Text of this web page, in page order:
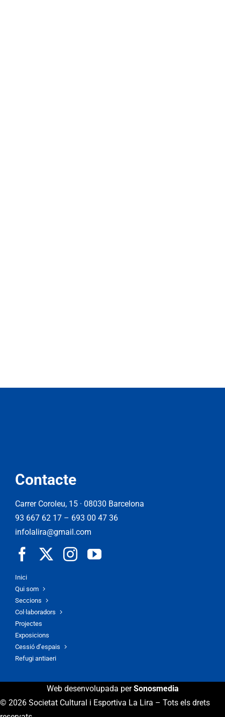
Contacte
Carrer Coroleu, 15 · 08030 Barcelona
93 667 62 17– 693 00 47 36
infolalira@gmail.com
Inici
Qui som
Seccions
Col·laboradors
Projectes
Exposicions
Cessió d’espais
Refugi antiaeri
Web desenvolupada perSonosmedia
© 2026 Societat Cultural i Esportiva La Lira – Tots els drets